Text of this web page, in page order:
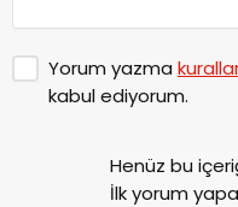
Yorum yazma
kabul ediyorum.
Henüz bu
İlk yorum